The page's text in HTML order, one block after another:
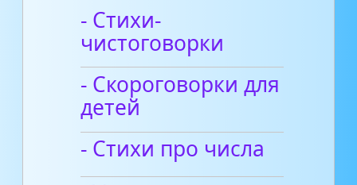
- Стихи-
чистоговорки
- Скороговорки для
детей
- Стихи про числа